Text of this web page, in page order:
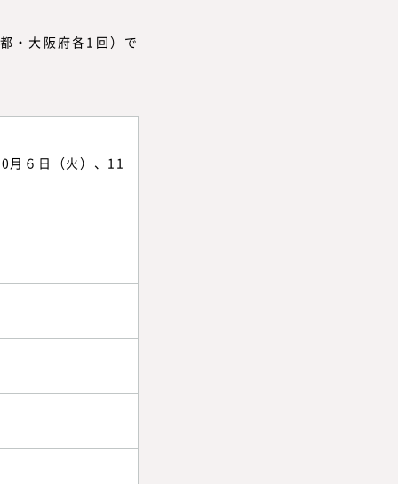
・大阪府各1回）で
月６日（火）、11